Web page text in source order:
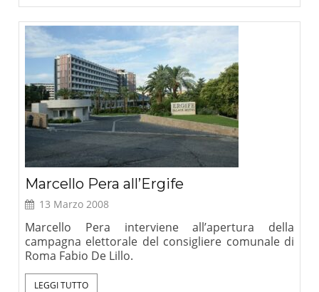
Marcello Pera all’Ergife
13 Marzo 2008
Marcello Pera interviene all’apertura della
campagna elettorale del consigliere comunale di
Roma Fabio De Lillo.
LEGGI TUTTO